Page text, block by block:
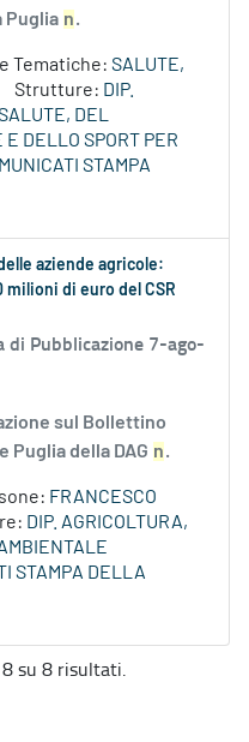
Puglia n.
Tematiche: SALUTE,
Strutture: DIP.
DEL
DELLO SPORT PER
STAMPA
aziende agricole:
milioni di euro del CSR
di Pubblicazione 7-ago-
sul Bollettino
Puglia della DAG n.
FRANCESCO
DIP. AGRICOLTURA,
STAMPA DELLA
su 8 risultati.